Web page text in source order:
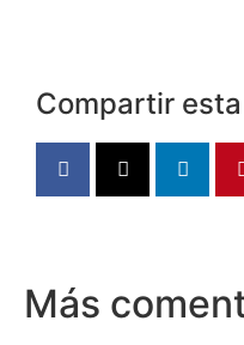
Compartir
Más